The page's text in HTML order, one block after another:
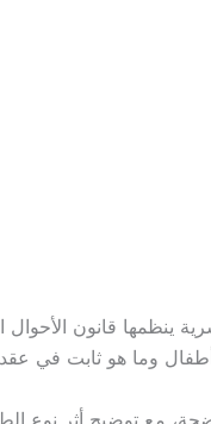
ينظمها قانون الأحوال
وما هو ثابت في عقد
مع توضيح أثر نوع